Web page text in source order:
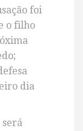
foi
o filho
dia